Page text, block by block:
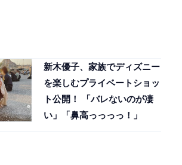
新木優子、家族でディズニー
を楽しむプライベートショッ
ト公開！ 「バレないのが凄
い」「鼻高っっっっ！」